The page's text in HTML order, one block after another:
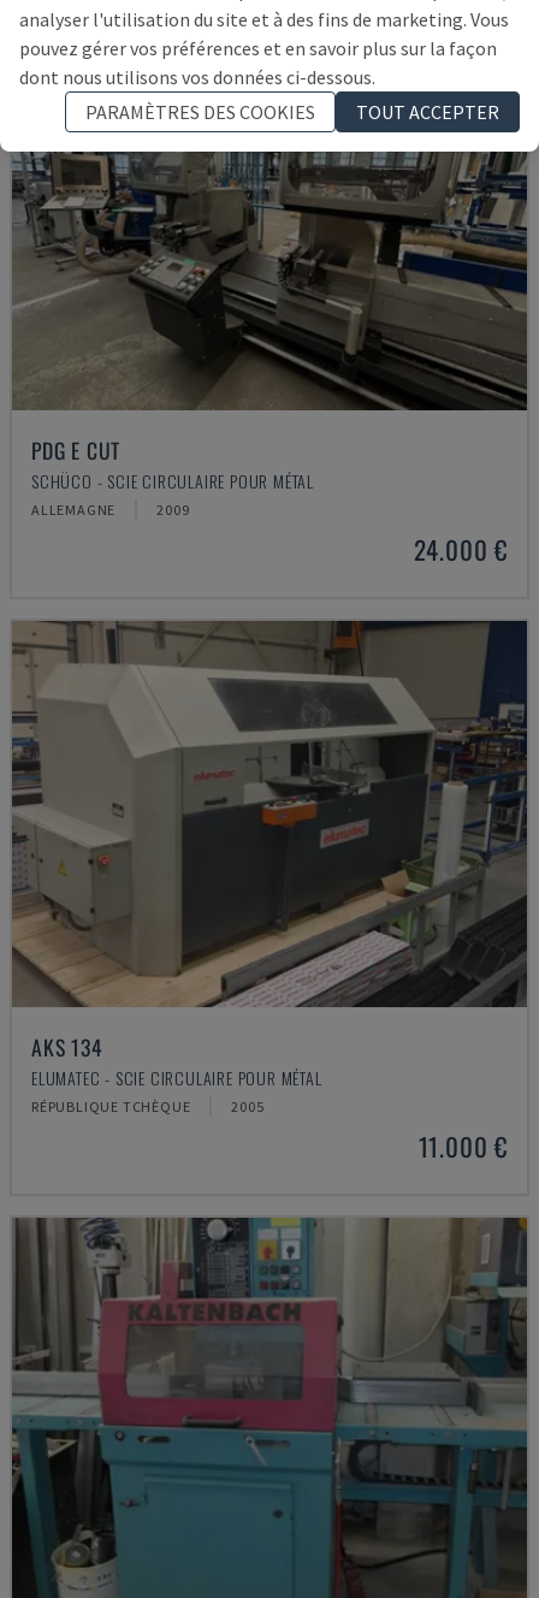
PDG E CUT
SCHÜCO - SCIE CIRCULAIRE POUR MÉTAL
ALLEMAGNE 2009
24.000 €
AKS 134
ELUMATEC - SCIE CIRCULAIRE POUR MÉTAL
RÉPUBLIQUE TCHÈQUE 2005
11.000 €
analyser l'utilisation du site et à des fins de marketing. Vous
pouvez gérer vos préférences et en savoir plus sur la façon
dont nous utilisons vos données ci-dessous.
PARAMÈTRES DES COOKIES
TOUT ACCEPTER